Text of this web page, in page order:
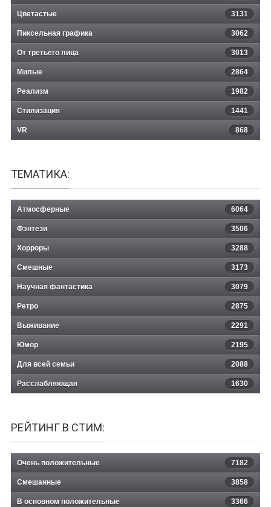
Цветастые 3131
Пиксельная графика 3062
От третьего лица 3013
Милые 2864
Реализм 1982
Стилизация 1441
VR 868
ТЕМАТИКА:
Атмосферные 6064
Фэнтези 3506
Хорроры 3288
Смешные 3173
Научная фантастика 3079
Ретро 2875
Выживание 2291
Юмор 2195
Для всей семьи 2088
Расслабляющая 1630
РЕЙТИНГ В СТИМ:
Очень положительные 7182
Смешанные 3858
В основном положительные 3366